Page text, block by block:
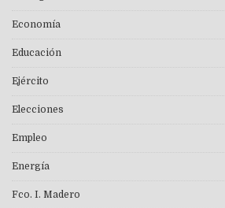
Economía
Educación
Ejército
Elecciones
Empleo
Energía
Fco. I. Madero